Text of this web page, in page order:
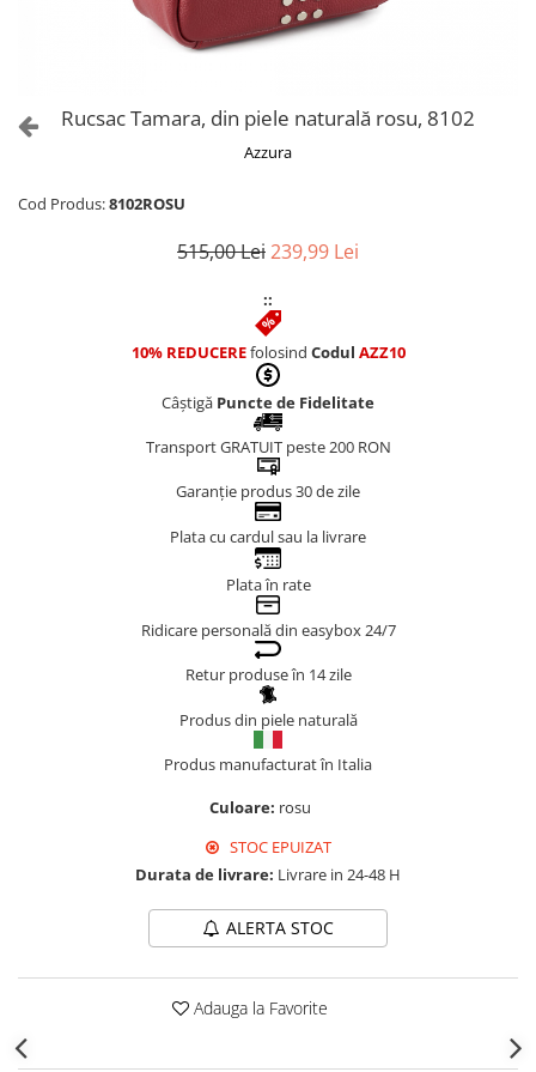
Genți Albe
Genți Bej
Rucsac Tamara, din piele naturală rosu, 8102
Azzura
Cod Produs:8102ROSU
515,00 Lei239,99 Lei
::
10% REDUCEREfolosind Codul AZZ10
Câștigă Puncte de Fidelitate
Transport GRATUIT peste 200 RON
Garanție produs 30 de zile
Plata cu cardul sau la livrare
Plata în rate
Ridicare personală din easybox 24/7
Retur produse în 14 zile
Produs din piele naturală
Produs manufacturat în Italia
Culoare: rosu
STOC EPUIZAT
Durata de livrare: Livrare in 24-48 H
ALERTA STOC
Adauga la Favorite